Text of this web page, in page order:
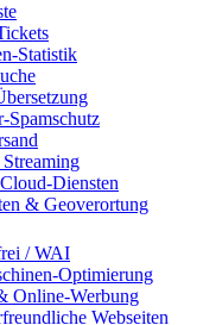
Statistik
Spamschutz
Diensten
& Geoverortung
/ WAI
Optimierung
Online-Werbung
Webseiten